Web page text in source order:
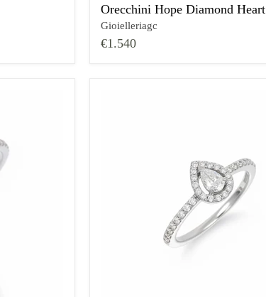
Orecchini Hope Diamond Heart
Gioielleriagc
€1.540